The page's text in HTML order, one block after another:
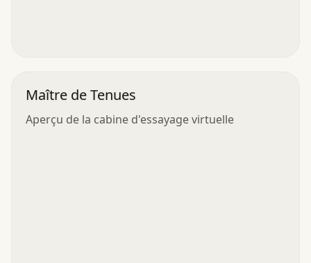
Maître de Tenues
Aperçu de la cabine d'essayage virtuelle